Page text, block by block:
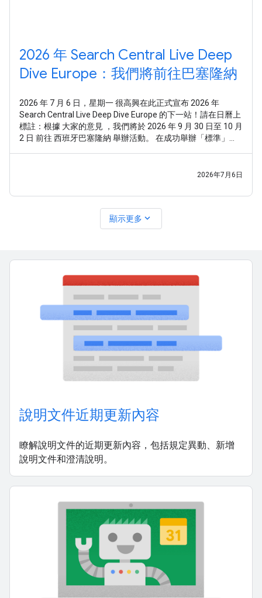
2026 年 Search Central Live Deep
Dive Europe：我們將前往巴塞隆納
2026 年 7 月 6 日，星期一 很高興在此正式宣布 2026 年
Search Central Live Deep Dive Europe 的下一站！請在日曆上
標註：根據 大家的意見 ，我們將於 2026 年 9 月 30 日至 10 月
2 日 前往 西班牙巴塞隆納 舉辦活動。 在成功舉辦「標準」
2026年7月6日
顯示更多 expand_more
說明文件近期更新內容
瞭解說明文件的近期更新內容，包括規定異動、新增
說明文件和澄清說明。